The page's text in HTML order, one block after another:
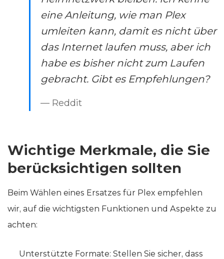
eine Anleitung, wie man Plex
umleiten kann, damit es nicht über
das Internet laufen muss, aber ich
habe es bisher nicht zum Laufen
gebracht. Gibt es Empfehlungen?
— Reddit
Wichtige Merkmale, die Sie
berücksichtigen sollten
Beim Wählen eines Ersatzes für Plex empfehlen
wir, auf die wichtigsten Funktionen und Aspekte zu
achten:
Unterstützte Formate: Stellen Sie sicher, dass